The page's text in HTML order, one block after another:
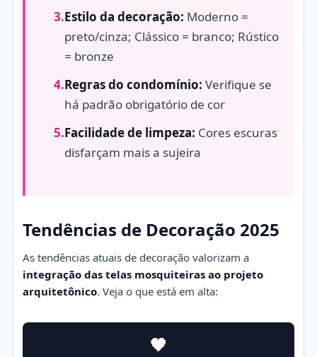
3.Estilo da decoração: Moderno =
preto/cinza; Clássico = branco; Rústico
= bronze
4.Regras do condomínio: Verifique se
há padrão obrigatório de cor
5.Facilidade de limpeza: Cores escuras
disfarçam mais a sujeira
Tendências de Decoração 2025
As tendências atuais de decoração valorizam a
integração das telas mosquiteiras ao projeto
arquitetônico. Veja o que está em alta:
🖤